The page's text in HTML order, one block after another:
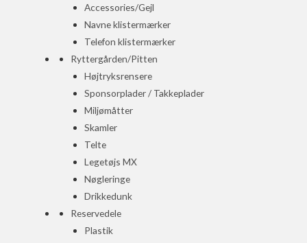
Accessories/Gejl
Navne klistermærker
Telefon klistermærker
Ryttergården/Pitten
Højtryksrensere
Sponsorplader / Takkeplader
Miljømåtter
Skamler
Telte
Legetøjs MX
Nøgleringe
Drikkedunk
Reservedele
Plastik